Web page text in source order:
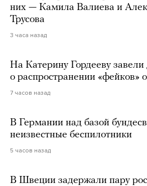
них — Камила Валиева и
Трусова
3 часа назад
На Катерину Гордееву завели
о распространении «фейков»
7 часов назад
В Германии над базой
неизвестные беспилотники
5 часов назад
В Швеции задержали пару